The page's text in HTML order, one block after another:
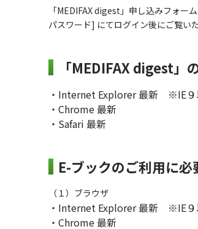
「MEDIFAX digest」申し込みフォ
パスワード] にてログイン後にご覧いた
「MEDIFAX digest」
・Internet Explorer 最新 ※IE９
・Chrome 最新
・Safari 最新
E-ブックのご利用に必
（１）ブラウザ
・Internet Explorer 最新 ※IE９
・Chrome 最新